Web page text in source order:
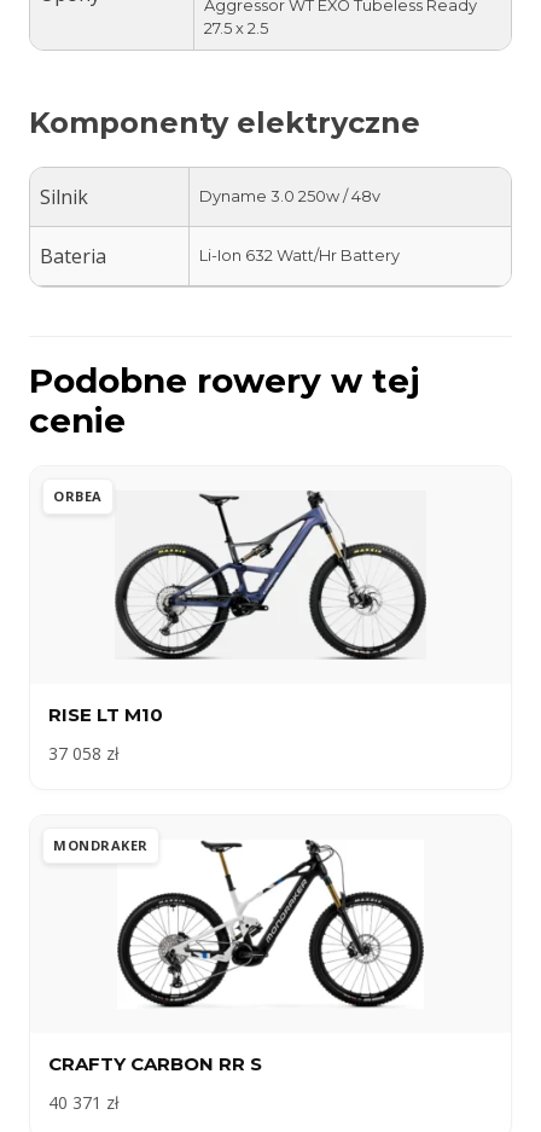
Aggressor WT EXO Tubeless Ready
27.5 x 2.5
Komponenty elektryczne
Silnik Dyname 3.0 250w / 48v
Bateria Li-Ion 632 Watt/Hr Battery
Podobne rowery w tej
cenie
ORBEA
RISE LT M10
37 058 zł
MONDRAKER
CRAFTY CARBON RR S
40 371 zł